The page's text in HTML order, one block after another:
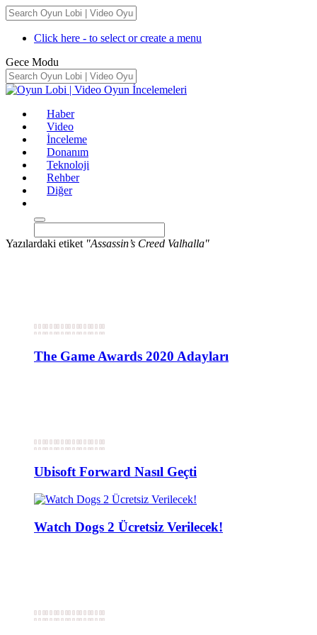
Click here - to select or create a menu
Gece Modu
Haber
Video
İnceleme
Donanım
Teknoloji
Rehber
Diğer
Yazılardaki etiket "Assassin’s Creed Valhalla"
The Game Awards 2020 Adayları
Ubisoft Forward Nasıl Geçti
Watch Dogs 2 Ücretsiz Verilecek!